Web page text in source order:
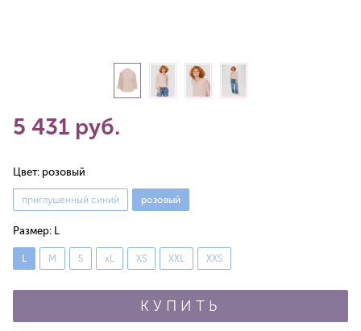
5 431 руб.
Цвет: розовый
приглушенный синий розовый
Размер: L
L M S xL XS XXL XXS
КУПИТЬ